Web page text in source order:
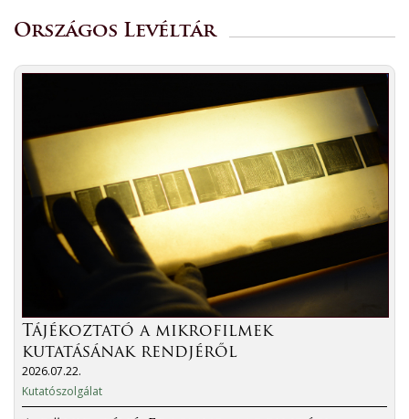
Országos Levéltár
Tájékoztató a mikrofilmek
kutatásának rendjéről
2026.07.22.
Kutatószolgálat